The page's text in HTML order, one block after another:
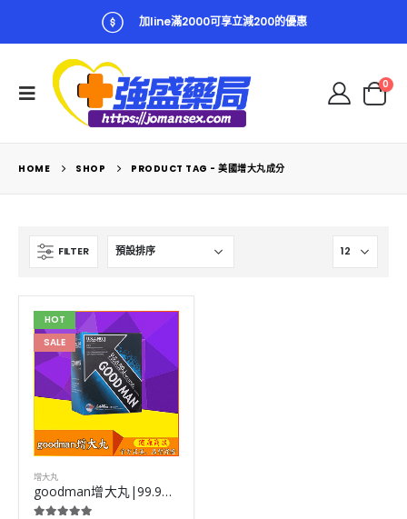
加line滿2000可享立減200的優惠
0
HOME SHOP PRODUCT TAG - 美國增大丸成分
FILTER
HOT
SALE
增大丸
goodman增大丸|99.98%有效率|增大後不反彈|效果超好|60粒